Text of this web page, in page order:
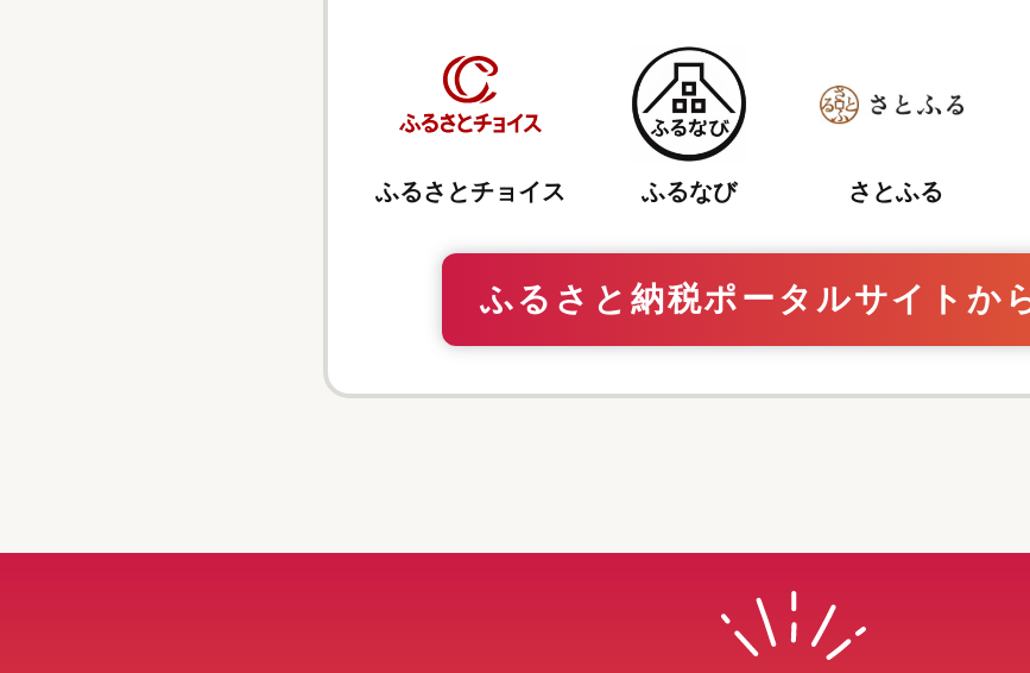
ふるさとチョイス ふるなび さとふる
ふるさと納税ポータルサイトか